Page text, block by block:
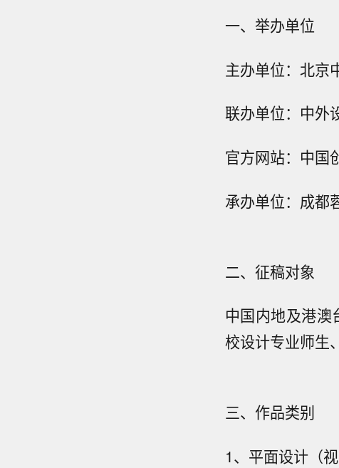
一、举办单位
主办单位：北京
联办单位：中外
官方网站：中国
承办单位：成都
二、征稿对象
中国内地及港
校设计专业师生
三、作品类别
1、平面设计（视